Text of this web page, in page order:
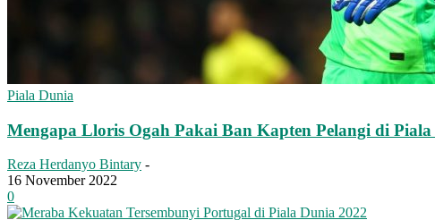
Piala Dunia
Mengapa Lloris Ogah Pakai Ban Kapten Pelangi di
Reza Herdanyo Bintary -
16 November 2022
0